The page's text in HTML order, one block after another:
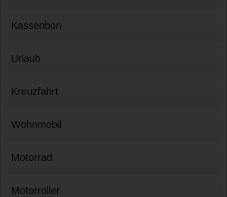
Kassenbon
Urlaub
Kreuzfahrt
Wohnmobil
Motorrad
Motorroller